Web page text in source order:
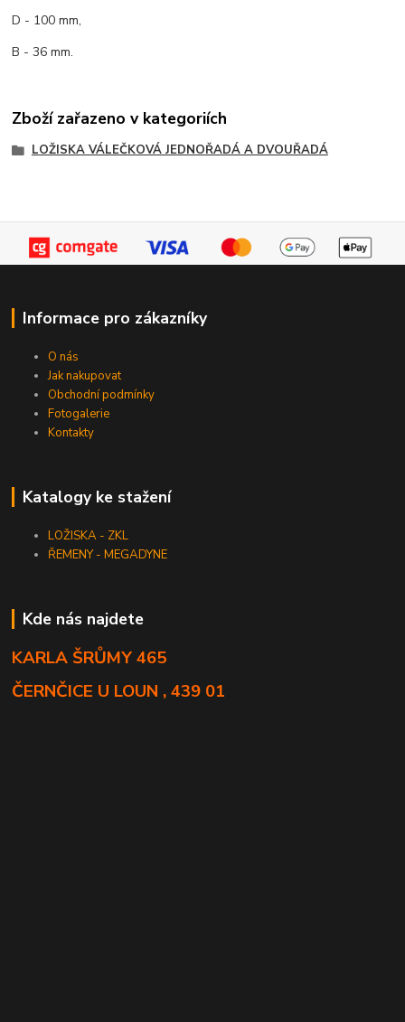
D - 100 mm,
B - 36 mm.
Zboží zařazeno v kategoriích
LOŽISKA VÁLEČKOVÁ JEDNOŘADÁ A DVOUŘADÁ
Informace pro zákazníky
O nás
Jak nakupovat
Obchodní podmínky
Fotogalerie
Kontakty
Katalogy ke stažení
LOŽISKA - ZKL
ŘEMENY - MEGADYNE
Kde nás najdete
KARLA ŠRŮMY 465
ČERNČICE U LOUN , 439 01